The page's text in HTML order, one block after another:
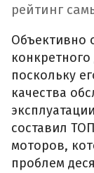
рейтинг
Объективно
поскольку
качества
составил
моторов,
проблем